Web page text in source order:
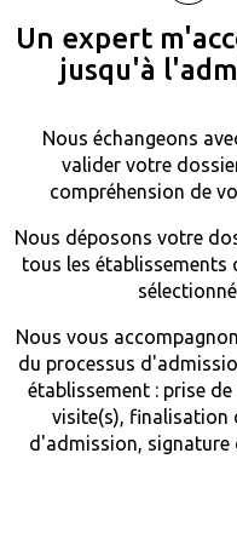
Un expert
jusqu'à
Nous échangeons
valider votre
compréhension de
Nous déposons votre
tous les établissements
Nous vous
du processus
établissement : prise
visite(s), finalisation
d'admission, signature